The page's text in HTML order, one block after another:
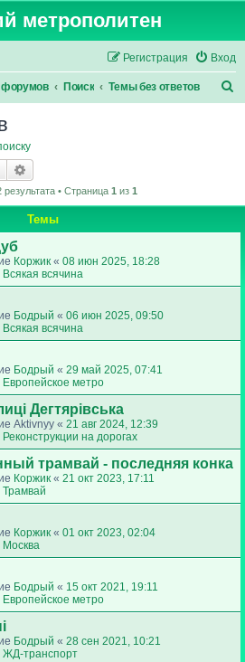
метрополитен
Вход
Регистрация
форумов Поиск Темы без ответов
Поиск
результата • Страница 1из 1
Темы
Коржик « 08 июн 2025, 18:28
Всякая всячина
Бодрый « 06 июн 2025, 09:50
Всякая всячина
Бодрый « 29 май 2025, 07:41
Европейское метро
Дегтярівська
Aktivnyy « 21 авг 2024, 12:39
Реконструкции на дорогах
трамвай - последняя конка
Коржик « 21 окт 2023, 17:11
Трамвай
Коржик « 01 окт 2023, 02:04
Москва
Бодрый « 15 окт 2021, 19:11
Европейское метро
Бодрый « 28 сен 2021, 10:21
ЖД-транспорт